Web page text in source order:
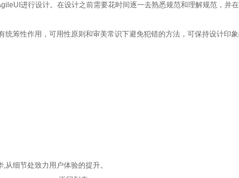
进行设计。在设计之前需要花时间逐一去熟悉规范和理解规范，并在
性作用，可用性原则和审美常识下避免犯错的方法，可保持设计印象
细节处致力用户体验的提升。